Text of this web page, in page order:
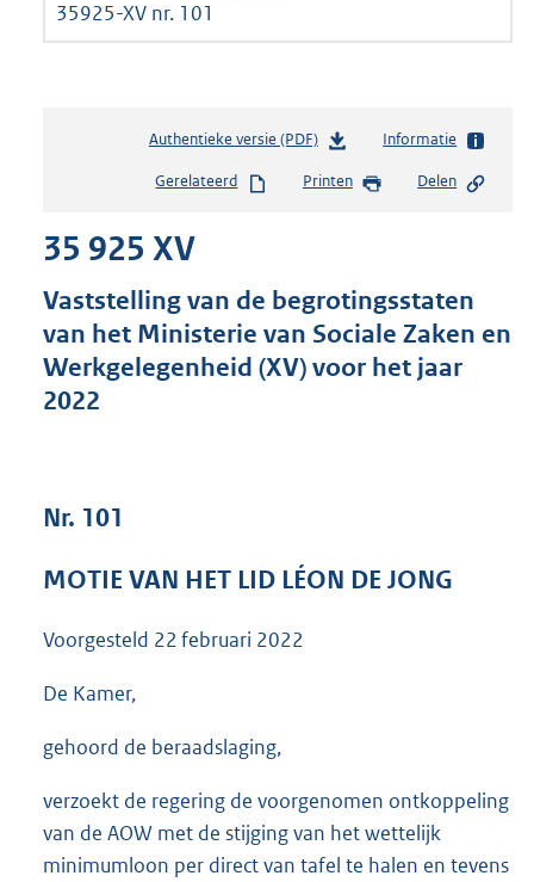
35925-XV nr. 101
Authentieke versie (PDF)b
s
s
g
r
K
Informatie
Gerelateerd Printen Delen
35 925 XV
Vaststelling van de begrotingsstaten
van het Ministerie van Sociale Zaken en
Werkgelegenheid (XV) voor het jaar
2022
Nr. 101
MOTIE VAN HET LID LÉON DE JONG
Voorgesteld 22 februari 2022
De Kamer,
gehoord de beraadslaging,
verzoekt de regering de voorgenomen ontkoppeling
van de AOW met de stijging van het wettelijk
minimumloon per direct van tafel te halen en tevens